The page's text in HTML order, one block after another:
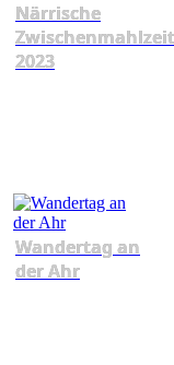
Närrische
Zwischenmahlzeit
2023
Wandertag an
der Ahr